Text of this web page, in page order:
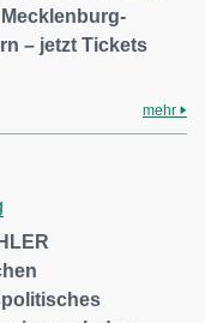
– jetzt Tickets
mehr